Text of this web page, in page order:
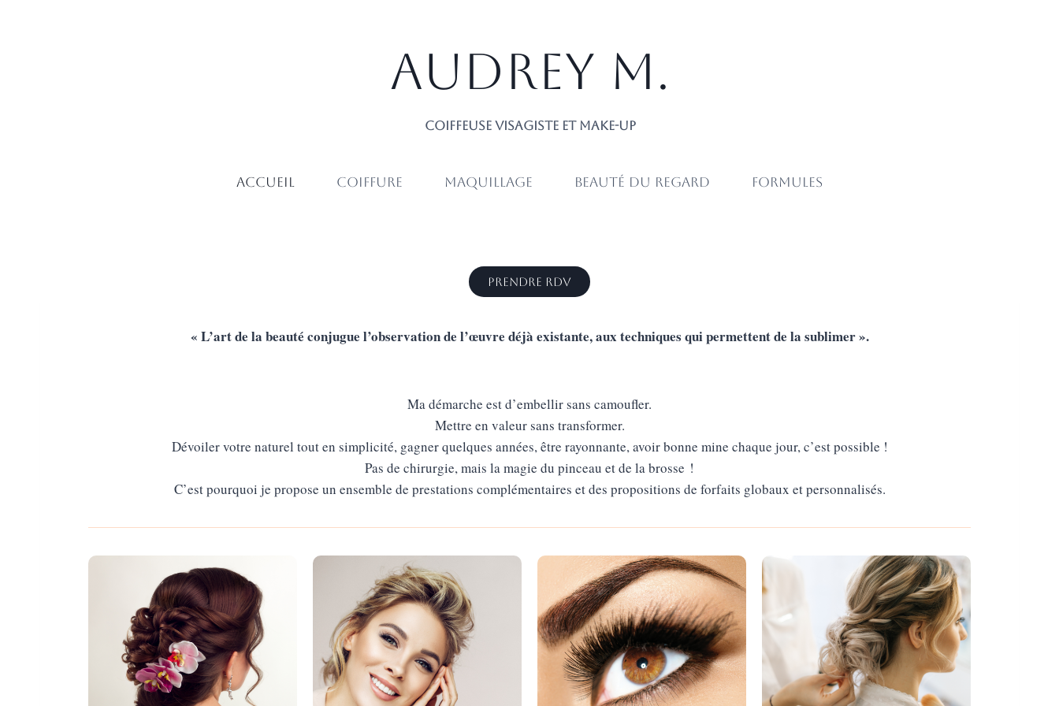
Audrey M.
Coiffeuse Visagiste et make-up
Accueil Coiffure Maquillage Beauté du regard Formules
Prendre RDV
« L’art de la beauté conjugue l’observation de l’œuvre déjà existante, aux techniques qui permettent de la sublimer ».
Ma démarche est d’embellir sans camoufler.
Mettre en valeur sans transformer.
Dévoiler votre naturel tout en simplicité, gagner quelques années, être rayonnante, avoir bonne mine chaque jour, c’est possible !
Pas de chirurgie, mais la magie du pinceau et de la brosse !
C’est pourquoi je propose un ensemble de prestations complémentaires et des propositions de forfaits globaux et personnalisés.